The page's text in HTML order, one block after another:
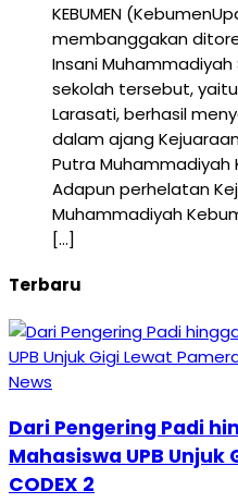
KEBUMEN
membanggakan
Insani
sekolah tersebut,
Larasati, berhasil
dalam ajang
Putra Muhammadiyah
Adapun perhelatan
Muhammadiyah
[…]
Terbaru
News
Dari Pengering Padi
Mahasiswa UPB Unjuk
CODEX 2